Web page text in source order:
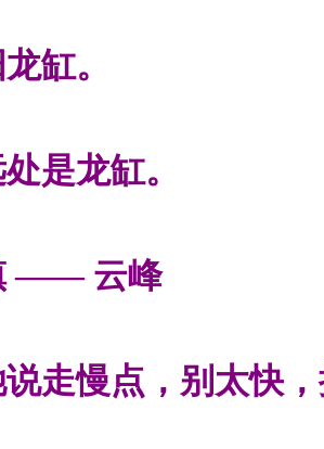
缸。
是龙缸。
—— 云峰
走慢点，别太快